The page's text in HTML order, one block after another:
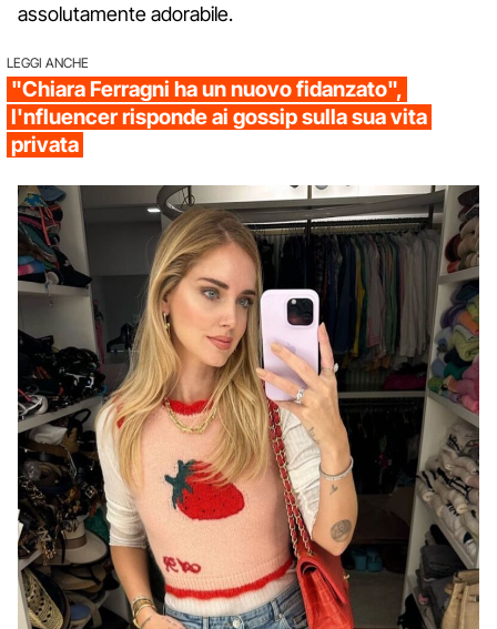
assolutamente adorabile.
LEGGI ANCHE
"Chiara Ferragni ha un nuovo fidanzato",
l'nfluencer risponde ai gossip sulla sua vita
privata